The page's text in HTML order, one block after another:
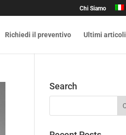
Chi Siamo
Richiedi il preventivo Ultimi articoli
Search